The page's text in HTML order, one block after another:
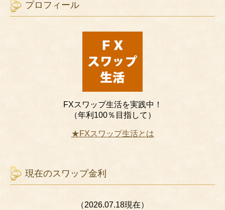
プロフィール
FXスワップ生活を実践中！
（年利100％目指して）
★FXスワップ生活とは
現在のスワップ金利
（2026.07.18現在）